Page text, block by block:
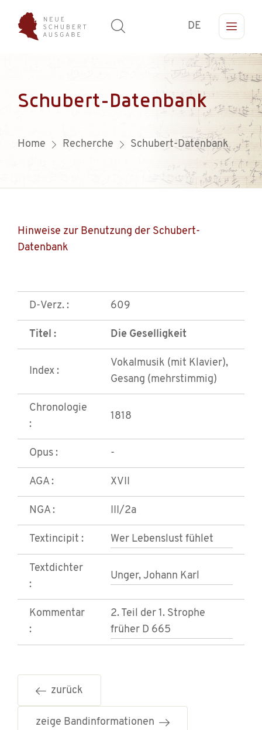
DE
Schubert-Datenbank
Home Recherche Schubert-Datenbank
Hinweise zur Benutzung der Schubert-
Datenbank
D-Verz. : 609
Titel : Die Geselligkeit
Index :
Vokalmusik (mit Klavier),
Gesang (mehrstimmig)
Chronologie
:
1818
Opus : -
AGA : XVII
NGA : III/2a
Textincipit : Wer Lebenslust fühlet
Textdichter
:
Unger, Johann Karl
Kommentar
:
2. Teil der 1. Strophe
früher D 665
zurück
zeige Bandinformationen